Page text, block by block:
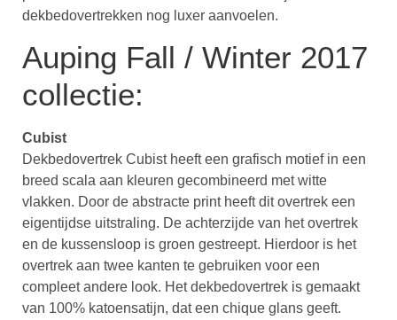
dekbedovertrekken nog luxer aanvoelen.
Auping Fall / Winter 2017
collectie:
Cubist
Dekbedovertrek Cubist heeft een grafisch motief in een
breed scala aan kleuren gecombineerd met witte
vlakken. Door de abstracte print heeft dit overtrek een
eigentijdse uitstraling. De achterzijde van het overtrek
en de kussensloop is groen gestreept. Hierdoor is het
overtrek aan twee kanten te gebruiken voor een
compleet andere look. Het dekbedovertrek is gemaakt
van 100% katoensatijn, dat een chique glans geeft.